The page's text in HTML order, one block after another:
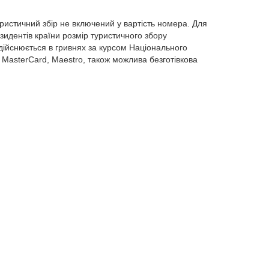
збір не включений у вартість номера. Для
країни розмір туристичного збору
в гривнях за курсом Національного
Maestro, також можлива безготівкова